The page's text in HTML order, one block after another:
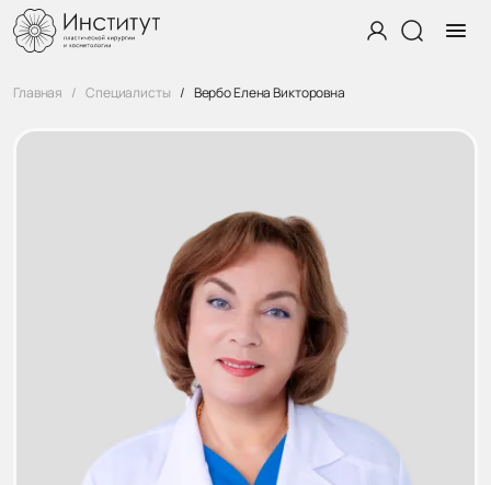
Главная Специалисты Вербо Елена Викторовна